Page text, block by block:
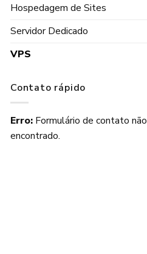
Hospedagem de Sites
Servidor Dedicado
VPS
Contato rápido
Erro: Formulário de contato não
encontrado.